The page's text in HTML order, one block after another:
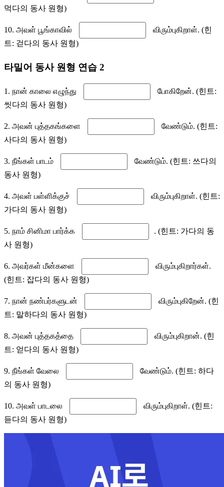
먹다의 동사 원형)
10. அவள் பூங்காவில்
விரும்புகிறாள். (힌
트: 걷다의 동사 원형)
타밀어 동사 원형 연습 2
1. நான் காலை எழுந்து
போகிறேன். (힌트:
씻다의 동사 원형)
2. அவன் புத்தகங்களை
வேண்டும். (힌트:
사다의 동사 원형)
3. நீங்கள் பாடம்
வேண்டும். (힌트: 쓰다의
동사 원형)
4. அவள் பள்ளிக்குச்
விரும்புகிறாள். (힌트:
가다의 동사 원형)
5. நாம் சினிமா பார்க்க
. (힌트: 가다의 동
사 원형)
6. அவர்கள் மீன்களை
விரும்புகிறார்கள்.
(힌트: 잡다의 동사 원형)
7. நான் நண்பர்களுடன்
விரும்புகிறேன். (힌
트: 말하다의 동사 원형)
8. அவன் புத்தகத்தை
விரும்புகிறான். (힌
트: 얻다의 동사 원형)
9. நீங்கள் வேலை
வேண்டும். (힌트: 하다
의 동사 원형)
10. அவள் பாடலை
விரும்புகிறாள். (힌트:
듣다의 동사 원형)